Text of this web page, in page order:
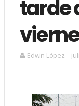
tarde
Edwin López